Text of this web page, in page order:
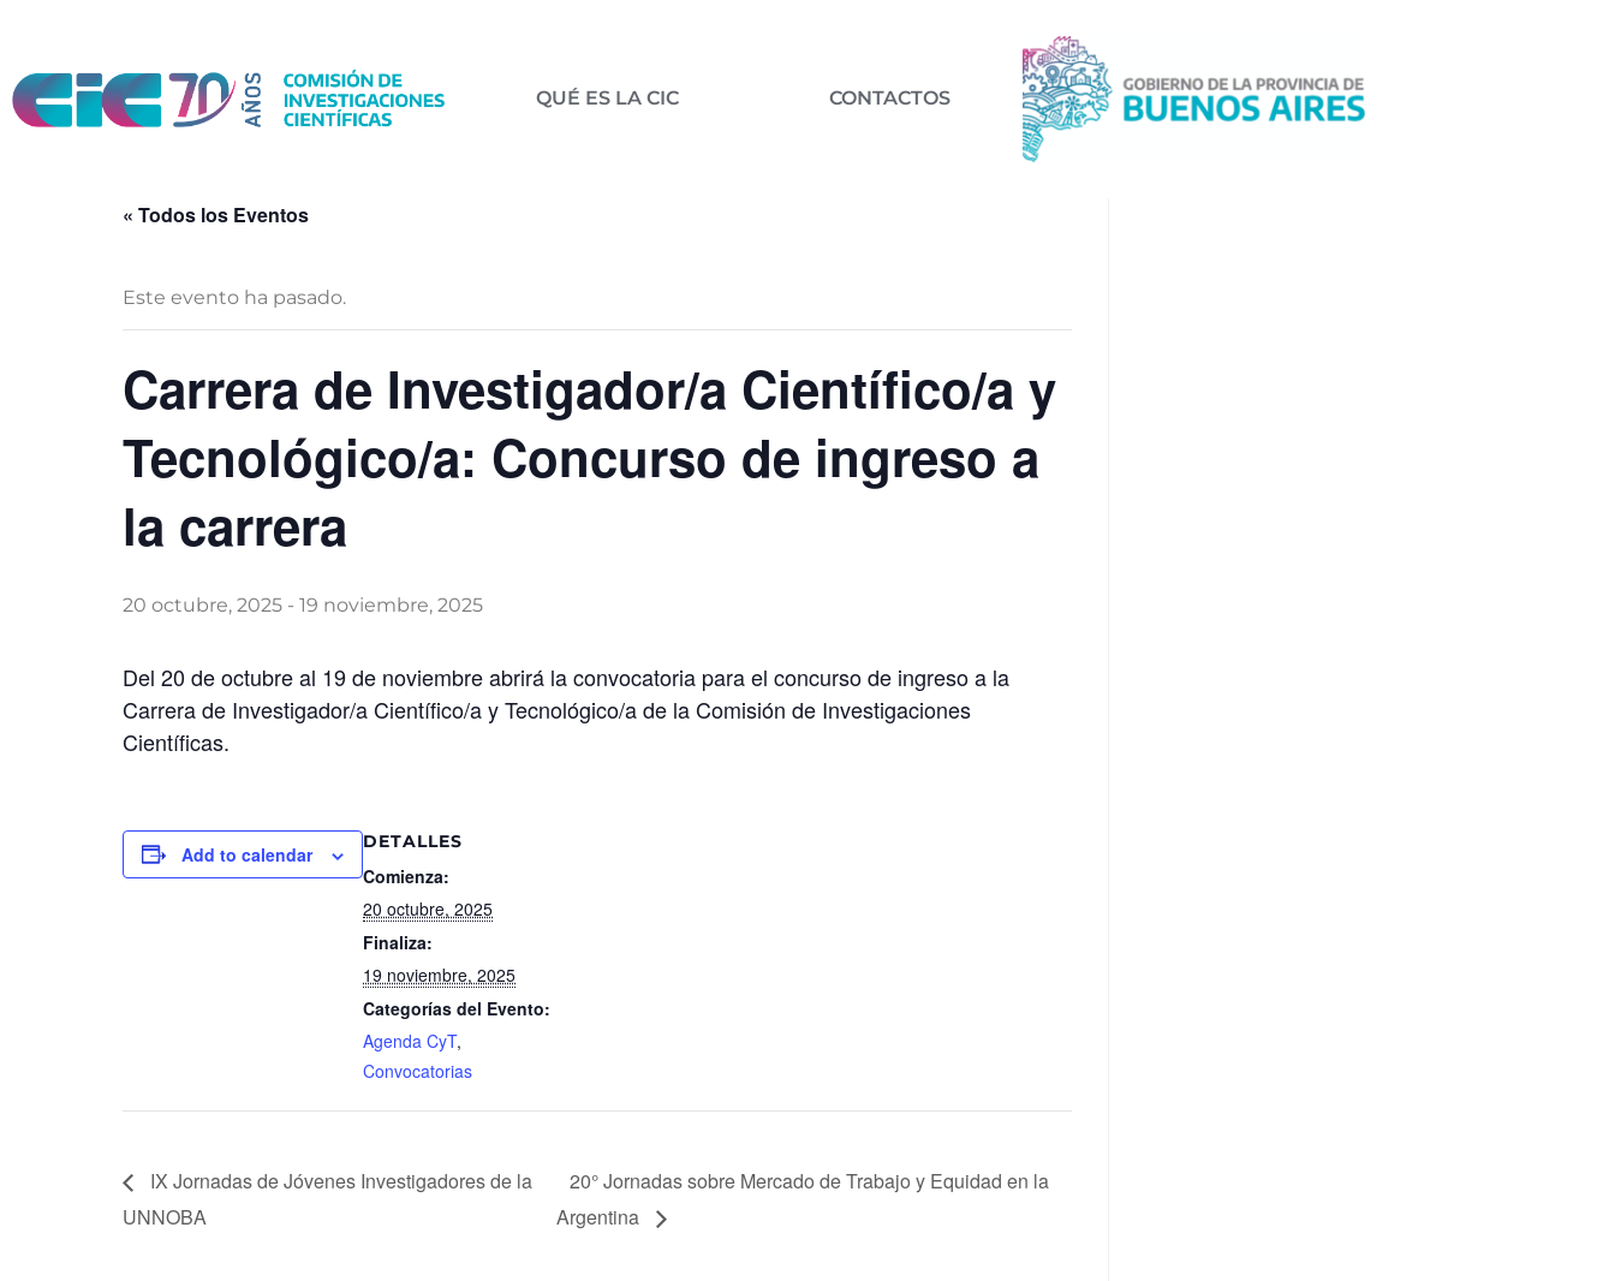
QUÉ ES LA CIC CONTACTOS
« Todos los Eventos
Este evento ha pasado.
Carrera de Investigador/a Científico/a y
Tecnológico/a: Concurso de ingreso a
la carrera
20 octubre, 2025 - 19 noviembre, 2025
Del 20 de octubre al 19 de noviembre abrirá la convocatoria para el concurso de ingreso a la
Carrera de Investigador/a Científico/a y Tecnológico/a de la Comisión de Investigaciones
Científicas.
Add to calendar
DETALLES
Comienza:
20 octubre, 2025
Finaliza:
19 noviembre, 2025
Categorías del Evento:
Agenda CyT,
Convocatorias
IX Jornadas de Jóvenes Investigadores de la
UNNOBA
20° Jornadas sobre Mercado de Trabajo y Equidad en la
Argentina